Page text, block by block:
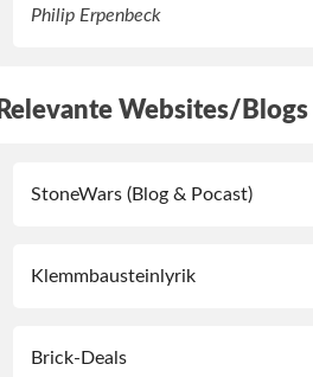
Philip Erpenbeck
Relevante Websites/Blogs
StoneWars (Blog & Pocast)
Klemmbausteinlyrik
Brick-Deals